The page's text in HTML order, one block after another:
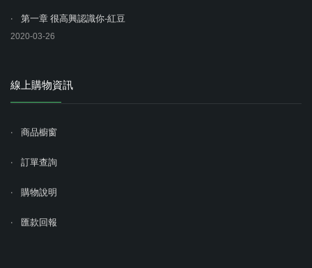
第一章 很高興認識你-紅豆
2020-03-26
線上購物資訊
商品櫥窗
訂單查詢
購物說明
匯款回報